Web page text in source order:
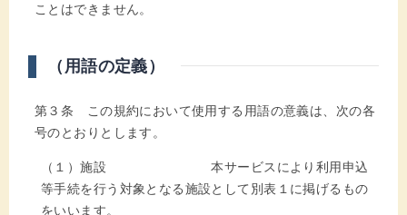
ことはできません。
（用語の定義）
第３条 この規約において使用する用語の意義は、次の各
号のとおりとします。
（１）施設 本サービスにより利用申込
等手続を行う対象となる施設として別表１に掲げるもの
をいいます。